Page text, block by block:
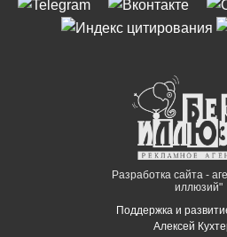
Разработка сайта -
иллюзий"
Поддержка и
Алексей